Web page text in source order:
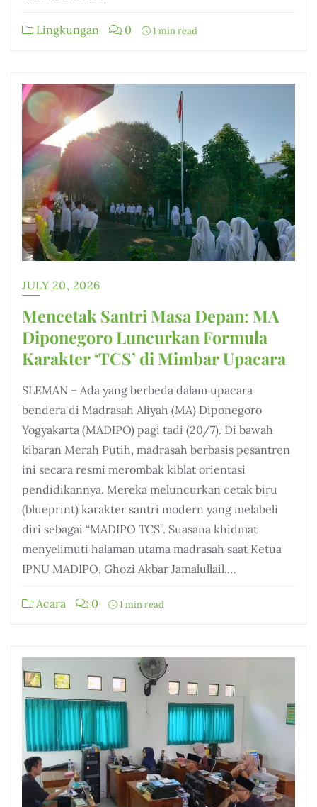
Lingkungan 0 1 min read
JULY 20, 2026
Mencetak Santri Masa Depan: MA
Diponegoro Luncurkan Formula
Karakter ‘TCS’ di Mimbar Upacara
SLEMAN – Ada yang berbeda dalam upacara
bendera di Madrasah Aliyah (MA) Diponegoro
Yogyakarta (MADIPO) pagi tadi (20/7). Di bawah
kibaran Merah Putih, madrasah berbasis pesantren
ini secara resmi merombak kiblat orientasi
pendidikannya. Mereka meluncurkan cetak biru
(blueprint) karakter santri modern yang melabeli
diri sebagai “MADIPO TCS”. Suasana khidmat
menyelimuti halaman utama madrasah saat Ketua
IPNU MADIPO, Ghozi Akbar Jamalullail,…
Acara 0 1 min read